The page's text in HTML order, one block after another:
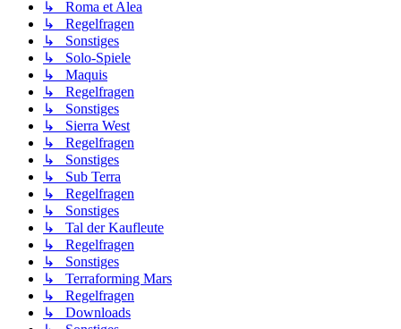
↳ Roma et Alea
↳ Regelfragen
↳ Sonstiges
↳ Solo-Spiele
↳ Maquis
↳ Regelfragen
↳ Sonstiges
↳ Sierra West
↳ Regelfragen
↳ Sonstiges
↳ Sub Terra
↳ Regelfragen
↳ Sonstiges
↳ Tal der Kaufleute
↳ Regelfragen
↳ Sonstiges
↳ Terraforming Mars
↳ Regelfragen
↳ Downloads